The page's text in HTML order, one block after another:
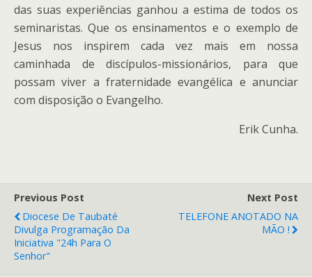
das suas experiências ganhou a estima de todos os
seminaristas. Que os ensinamentos e o exemplo de
Jesus nos inspirem cada vez mais em nossa
caminhada de discípulos-missionários, para que
possam viver a fraternidade evangélica e anunciar
com disposição o Evangelho.
Erik Cunha.
Previous Post
Diocese De Taubaté
Divulga Programação Da
Iniciativa "24h Para O
Senhor"
Next Post
TELEFONE ANOTADO NA
MÃO !